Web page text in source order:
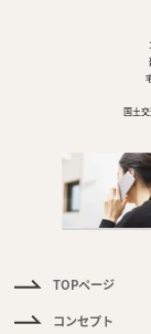
国土
TOPページ
コンセプト